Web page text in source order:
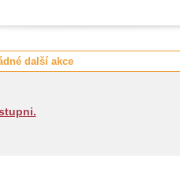
další akce